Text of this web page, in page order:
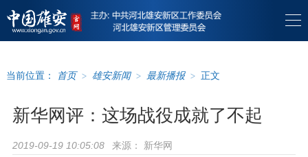
当前位置： 首页 > 雄安新闻 > 最新播报 > 正文
新华网评：这场战役成就了不起
2019-09-19 10:05:08 来源： 新华网